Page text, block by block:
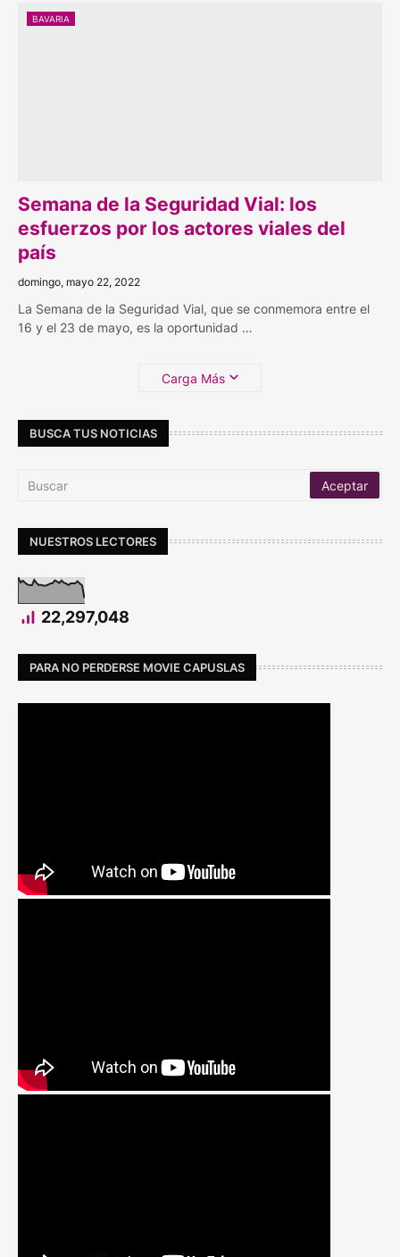
BAVARIA
Semana de la Seguridad Vial: los
esfuerzos por los actores viales del
país
domingo, mayo 22, 2022
La Semana de la Seguridad Vial, que se conmemora entre el
16 y el 23 de mayo, es la oportunidad …
Carga Más
BUSCA TUS NOTICIAS
NUESTROS LECTORES
22,297,048
PARA NO PERDERSE MOVIE CAPUSLAS